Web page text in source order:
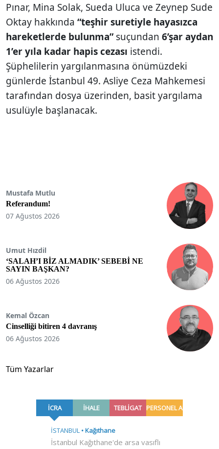
Pınar, Mina Solak, Sueda Uluca ve Zeynep Sude
Oktay hakkında “teşhir suretiyle hayasızca
hareketlerde bulunma”suçundan 6’şar aydan
1’er yıla kadar hapis cezası istendi.
Şüphelilerin yargılanmasına önümüzdeki
günlerde İstanbul 49. Asliye Ceza Mahkemesi
tarafından dosya üzerinden, basit yargılama
usulüyle başlanacak.
Mustafa Mutlu
Referandum!
07 Ağustos 2026
Umut Hızdil
‘SALAH’I BİZ ALMADIK’ SEBEBİ NE
SAYIN BAŞKAN?
06 Ağustos 2026
Kemal Özcan
Cinselliği bitiren 4 davranış
06 Ağustos 2026
Tüm Yazarlar